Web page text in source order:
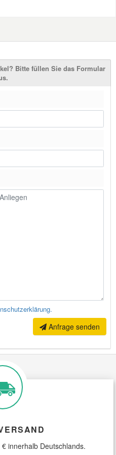
Bitte füllen Sie das Formular
Anfrage senden
innerhalb Deutschlands.